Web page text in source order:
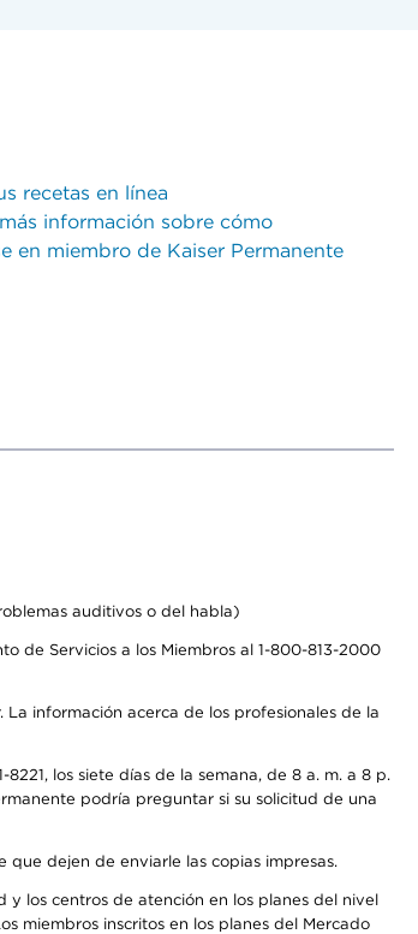
recetas en línea
información sobre cómo
en miembro de Kaiser Permanente
auditivos o del habla)
de Servicios a los Miembros al 1-800-813-2000
información acerca de los profesionales de la
los siete días de la semana, de 8 a. m. a 8 p.
podría preguntar si su solicitud de una
dejen de enviarle las copias impresas.
y los centros de atención en los planes del nivel
miembros inscritos en los planes del Mercado